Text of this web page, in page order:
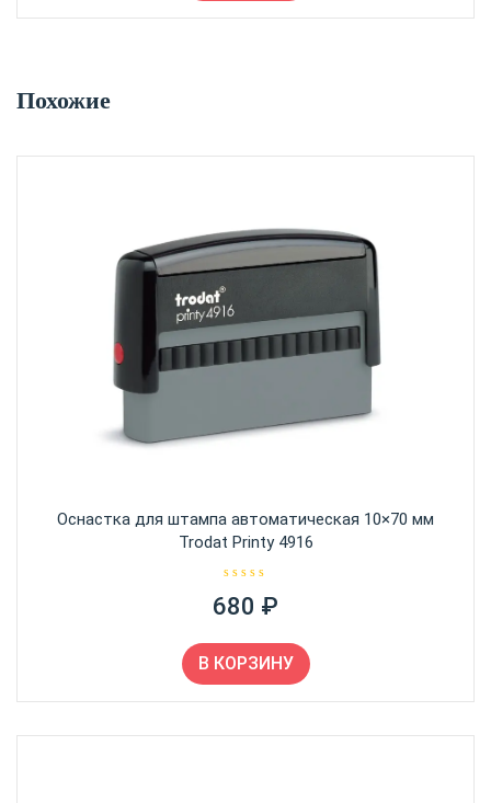
Похожие
Оснастка для штампа автоматическая 10×70 мм
Trodat Printy 4916
ц
е
к
а
0
и
680 ₽
В КОРЗИНУ